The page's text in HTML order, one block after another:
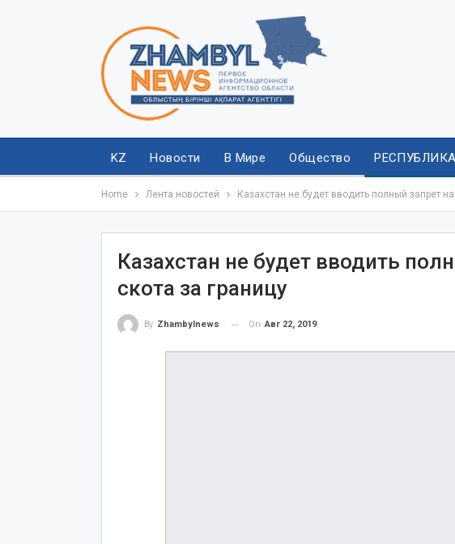
KZ Новости В Мире Общество РЕСПУБЛИКА
Home Лента новостей Казахстан не будет вводить полный запрет
Казахстан не будет вводить
скота за границу
By Zhambylnews On Авг 22, 2019